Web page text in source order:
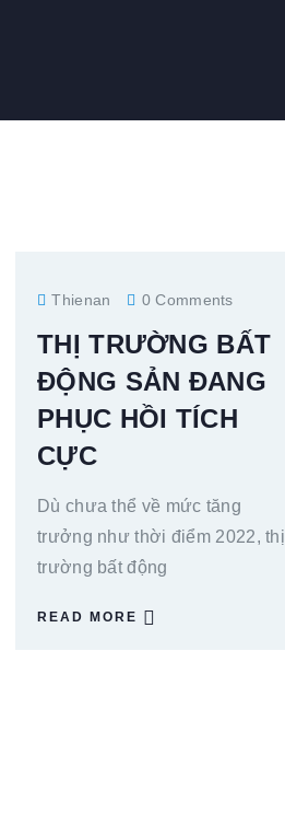
Thienan 0 Comments
THỊ TRƯỜNG BẤT
ĐỘNG SẢN ĐANG
PHỤC HỒI TÍCH
CỰC
Dù chưa thể về mức tăng
trưởng như thời điểm 2022, thị
trường bất động
READ MORE